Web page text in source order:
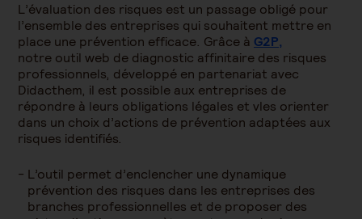
L’évaluation des risques est un passage obligé pour
l’ensemble des entreprises qui souhaitent mettre en
place une prévention efficace. Grâce à G2P,
notre outil web de diagnostic affinitaire des risques
professionnels, développé en partenariat avec
Didacthem, il est possible aux entreprises de
répondre à leurs obligations légales et vles orienter
dans un choix d’actions de prévention adaptées aux
risques identifiés.
L’outil permet d’enclencher une dynamique
prévention des risques dans les entreprises des
branches professionnelles et de proposer des